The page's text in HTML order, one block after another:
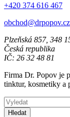
+420 374 616 467
obchod@drpopov.cz
Plzeňská 857, 348
Česká republika
IČ: 26 32 48 81
Firma Dr. Popov je
tinktur, kosmetiky a
Hledat